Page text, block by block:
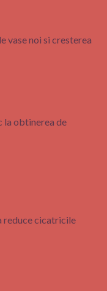
vase noi si cresterea
la obtinerea de
reduce cicatricile